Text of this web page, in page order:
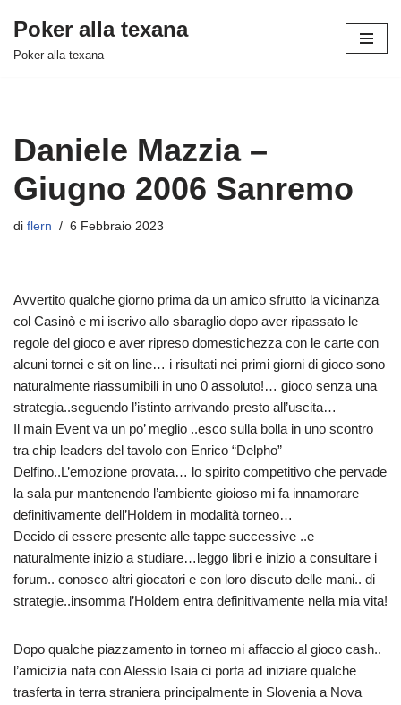
Vai
Poker alla texana
Poker alla texana
Daniele Mazzia –
Giugno 2006 Sanremo
di flern 6 Febbraio 2023
Avvertito qualche giorno prima da un amico sfrutto la vicinanza
col Casinò e mi iscrivo allo sbaraglio dopo aver ripassato le
regole del gioco e aver ripreso domestichezza con le carte con
alcuni tornei e sit on line… i risultati nei primi giorni di gioco sono
naturalmente riassumibili in uno 0 assoluto!… gioco senza una
strategia..seguendo l’istinto arrivando presto all’uscita…
Il main Event va un po’ meglio ..esco sulla bolla in uno scontro
tra chip leaders del tavolo con Enrico “Delpho”
Delfino..L’emozione provata… lo spirito competitivo che pervade
la sala pur mantenendo l’ambiente gioioso mi fa innamorare
definitivamente dell’Holdem in modalità torneo…
Decido di essere presente alle tappe successive ..e
naturalmente inizio a studiare…leggo libri e inizio a consultare i
forum.. conosco altri giocatori e con loro discuto delle mani.. di
strategie..insomma l’Holdem entra definitivamente nella mia vita!
Dopo qualche piazzamento in torneo mi affaccio al gioco cash..
l’amicizia nata con Alessio Isaia ci porta ad iniziare qualche
trasferta in terra straniera principalmente in Slovenia a Nova